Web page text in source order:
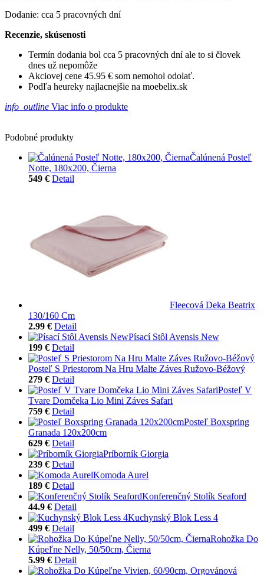
Dodanie: cca 5 pracovných dní
Recenzie, skúsenosti
Termín dodania bol cca 5 pracovných dní ale to si človek
dnes už nepomôže
Akciovej cene 45.95 € som nemohol odolať.
Podľa heureky najlacnejšie na moebelix.sk
info_outline Viac info o produkte
Podobné produkty
Čalúnená Posteľ
Notte, 180x200, Čierna
549 € Detail
Fleecová Deka Beatrix
130/160 Cm
2.99 € Detail
Písací Stôl Avensis New
199 € Detail
Posteľ S Priestorom Na Hru Malte Záves Ružovo-Béžový
279 € Detail
Posteľ V
Tvare Domčeka Lio Mini Záves Safari
759 € Detail
Posteľ Boxspring
Granada 120x200cm
629 € Detail
Príborník Giorgia
239 € Detail
Komoda Aurel
189 € Detail
Konferenčný Stolík Seaford
44.9 € Detail
Kuchynský Blok Less 4
499 € Detail
Rohožka Do
Kúpeľne Nelly, 50/50cm, Čierna
5.99 € Detail